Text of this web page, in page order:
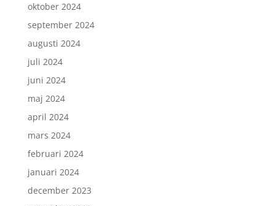
oktober 2024
september 2024
augusti 2024
juli 2024
juni 2024
maj 2024
april 2024
mars 2024
februari 2024
januari 2024
december 2023